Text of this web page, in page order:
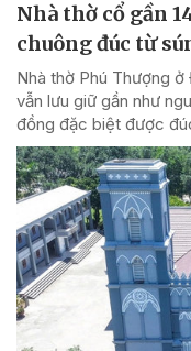
Nhà thờ cổ gần
chuông đúc từ
Nhà thờ Phú Thượng
vẫn lưu giữ gần như
đồng đặc biệt được